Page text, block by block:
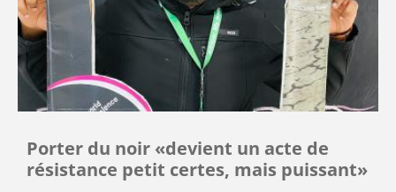
Porter du noir «devient un acte de
résistance petit certes, mais puissant»